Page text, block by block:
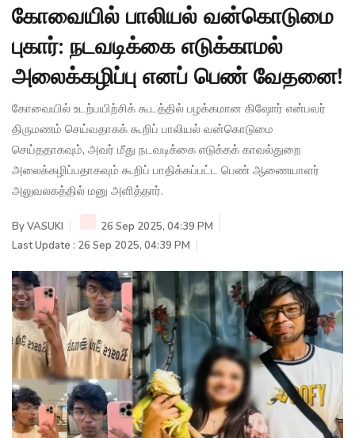
கோவையில் பாலியல் வன்கொடுமை
புகார்: நடவடிக்கை எடுக்காமல்
அலைக்கழிப்பு எனப் பெண் வேதனை!
கோவையில் உடற்பயிற்சிக் கூடத்தில் பழக்கமான கிஷோர் என்பவர்
திருமணம் செய்வதாகக் கூறிப் பாலியல் வன்கொடுமை
செய்ததாகவும், அவர் மீது நடவடிக்கை எடுக்கக் காவல்துறை
அலைக்கழிப்பதாகவும் கூறிப் பாதிக்கப்பட்ட பெண் ஆணையாளர்
அலுவலகத்தில் மனு அளித்தார்.
ByVASUKI
26 Sep 2025, 04:39 PM
Last Update : 26 Sep 2025, 04:39 PM